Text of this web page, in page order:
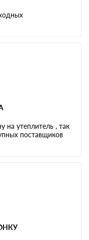
на утеплитель , так
поставщиков